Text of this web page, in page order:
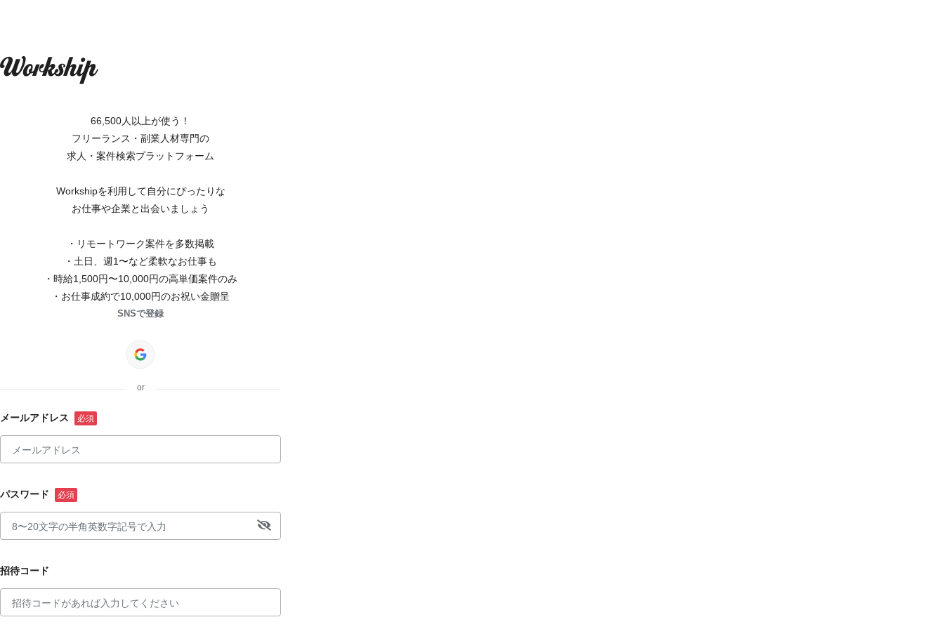
66,500人以上が使う！
フリーランス・副業人材専門の
求人・案件検索プラットフォーム
Workshipを利用して自分にぴったりな
お仕事や企業と出会いましょう
・リモートワーク案件を多数掲載
・土日、週1〜など柔軟なお仕事も
・時給1,500円〜10,000円の高単価案件のみ
・お仕事成約で10,000円のお祝い金贈呈
SNSで登録
or
メールアドレス
パスワード
招待コード